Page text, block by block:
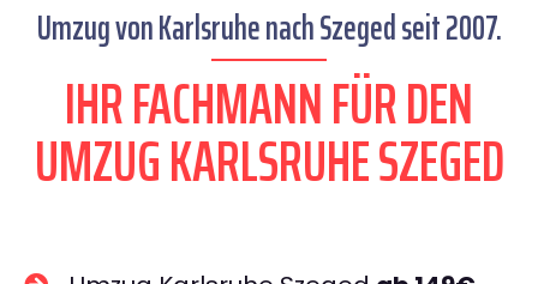
Umzug von Karlsruhe nach Szeged seit 2007.
IHR FACHMANN FÜR DEN
UMZUG KARLSRUHE SZEGED